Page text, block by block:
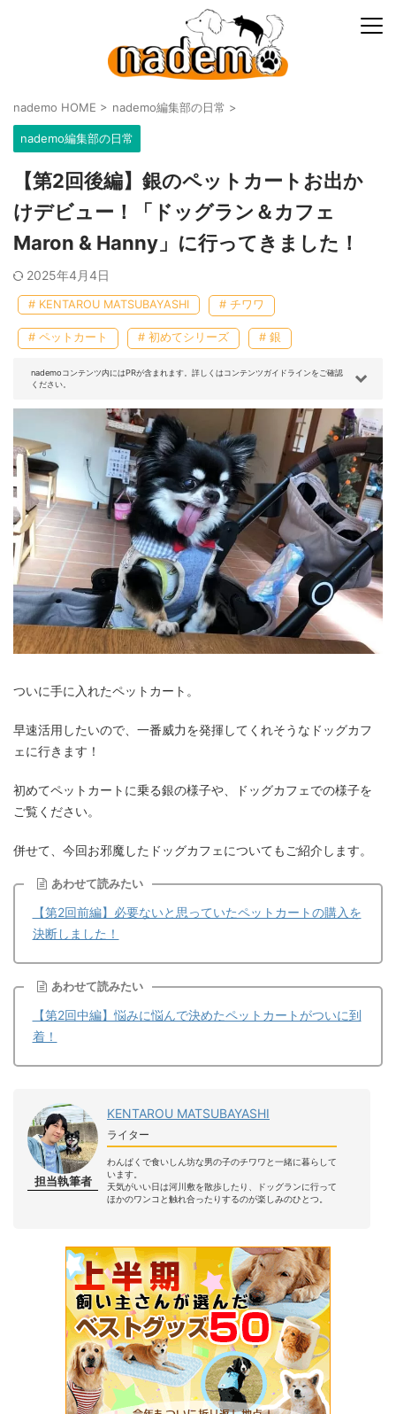
nademo HOME > nademo編集部の日常 >
nademo編集部の日常
【第2回後編】銀のペットカートお出か
けデビュー！「ドッグラン＆カフェ
Maron & Hanny」に行ってきました！
2025年4月4日
# KENTAROU MATSUBAYASHI # チワワ
# ペットカート # 初めてシリーズ # 銀
nademoコンテンツ内にはPRが含まれます。詳しくはコンテンツガイドラインをご確認
ください。
ついに手に入れたペットカート。
早速活用したいので、一番威力を発揮してくれそうなドッグカフ
ェに行きます！
初めてペットカートに乗る銀の様子や、ドッグカフェでの様子を
ご覧ください。
併せて、今回お邪魔したドッグカフェについてもご紹介します。
あわせて読みたい
【第2回前編】必要ないと思っていたペットカートの購入を
決断しました！
あわせて読みたい
【第2回中編】悩みに悩んで決めたペットカートがついに到
着！
担当執筆者
KENTAROU MATSUBAYASHI
ライター
わんぱくで食いしん坊な男の子のチワワと一緒に暮らして
います。
天気がいい日は河川敷を散歩したり、ドッグランに行って
ほかのワンコと触れ合ったりするのが楽しみのひとつ。